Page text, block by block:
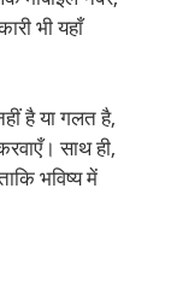
भी यहाँ
है या गलत है,
साथ ही,
भविष्य में